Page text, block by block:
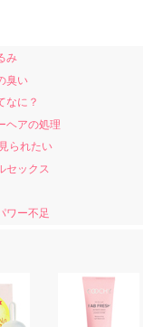
み
臭い
なに？
ヘアの処理
られたい
セックス
ワー不足